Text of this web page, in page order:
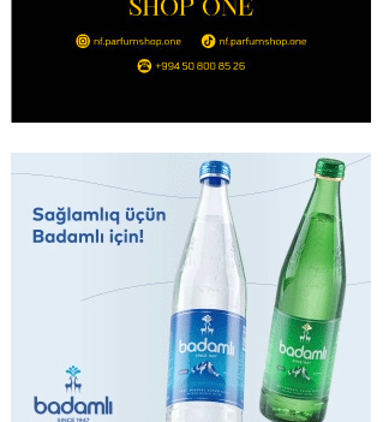
“Birgə Strateji Müdafiə Sazişi”nin
Albaniya klubuna keçən Kamil
“Liverpul”da oynamaq istəyir
07.08.2026- 16:15 260
Tovuzda qadın qətlə yetirildi – Şübhəli
qardaşı oğludur